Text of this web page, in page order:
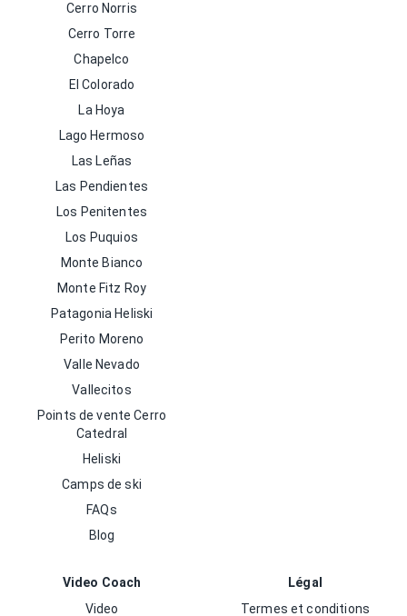
Cerro Norris
Cerro Torre
Chapelco
El Colorado
La Hoya
Lago Hermoso
Las Leñas
Las Pendientes
Los Penitentes
Los Puquios
Monte Bianco
Monte Fitz Roy
Patagonia Heliski
Perito Moreno
Valle Nevado
Vallecitos
Points de vente Cerro
Catedral
Heliski
Camps de ski
FAQs
Blog
Video Coach
Video
Légal
Termes et conditions